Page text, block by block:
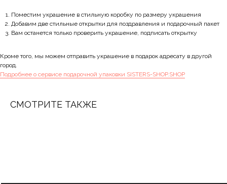
Поместим украшение в стильную коробку по размеру украшения
Добавим две стильные открытки для поздравления и подарочный пакет
Вам останется только проверить украшение, подписать открытку
Кроме того, мы можем отправить украшение в подарок адресату в другой
город.
Подробнее о сервисе подарочной упаковки SISTERS-SHOP.SHOP
СМОТРИТЕ ТАКЖЕ